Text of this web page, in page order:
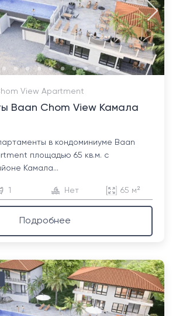
View Apartment
Baan Chom View Камала
в кондоминиуме Baan
площадью 65 кв.м. с
Камала...
1 Нет 65 м²
Подробнее